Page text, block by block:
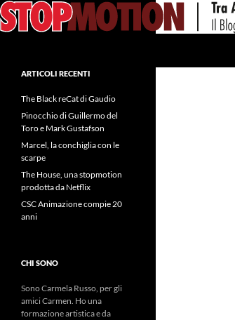
Vai
al
ARTICOLI RECENTI
The Black reCat di Gaudio
Pinocchio di Guillermo del
Toro e Mark Gustafson
Marcel, la conchiglia con le
scarpe
The House, una stopmotion
prodotta da Netflix
CSC Animazione compie 20
anni
CHI SONO
Sono Carmela Russo, per gli
amici Carmen. Ho una
formazione artistica e da